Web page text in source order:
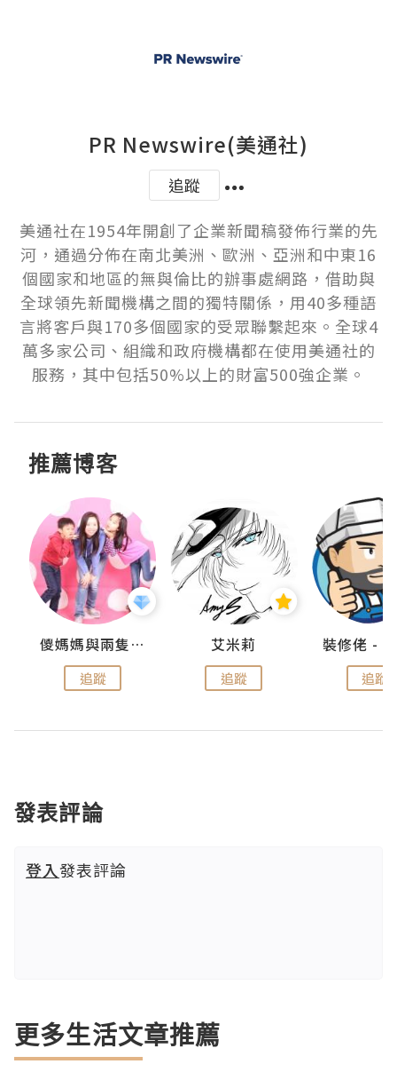
PR Newswire(美通社)
追蹤
美通社在1954年開創了企業新聞稿發佈行業的先
河，通過分佈在南北美洲、歐洲、亞洲和中東16
個國家和地區的無與倫比的辦事處網路，借助與
全球領先新聞機構之間的獨特關係，用40多種語
言將客戶與170多個國家的受眾聯繫起來。全球4
萬多家公司、組織和政府機構都在使用美通社的
服務，其中包括50%以上的財富500強企業。
推薦博客
儍媽媽與兩隻小魔怪之家
追蹤
艾米莉
追蹤 追蹤
發表評論
登入發表評論
更多生活文章推薦